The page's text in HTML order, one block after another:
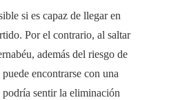
si es capaz de llegar en
Por el contrario, al saltar
además del riesgo de
encontrarse con una
podría sentir la eliminación